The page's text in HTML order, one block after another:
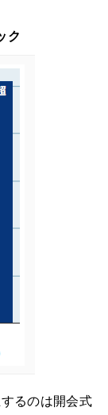
ク
るのは開会式